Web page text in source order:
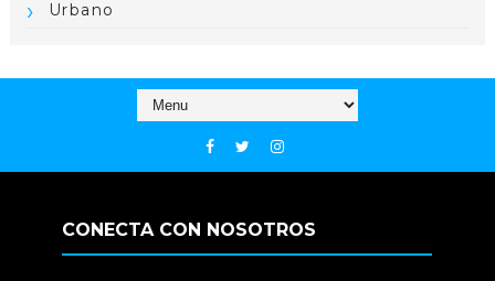
Urbano
CONECTA CON NOSOTROS